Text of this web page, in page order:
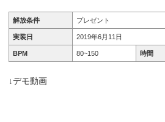
解放条件 プレゼント
実装日 2019年6月11日
BPM 80~150 時間
↓デモ動画